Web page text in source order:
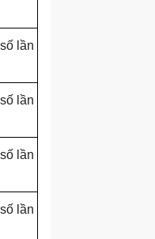
lần
lần
lần
lần